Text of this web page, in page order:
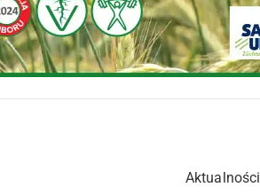
Aktualności